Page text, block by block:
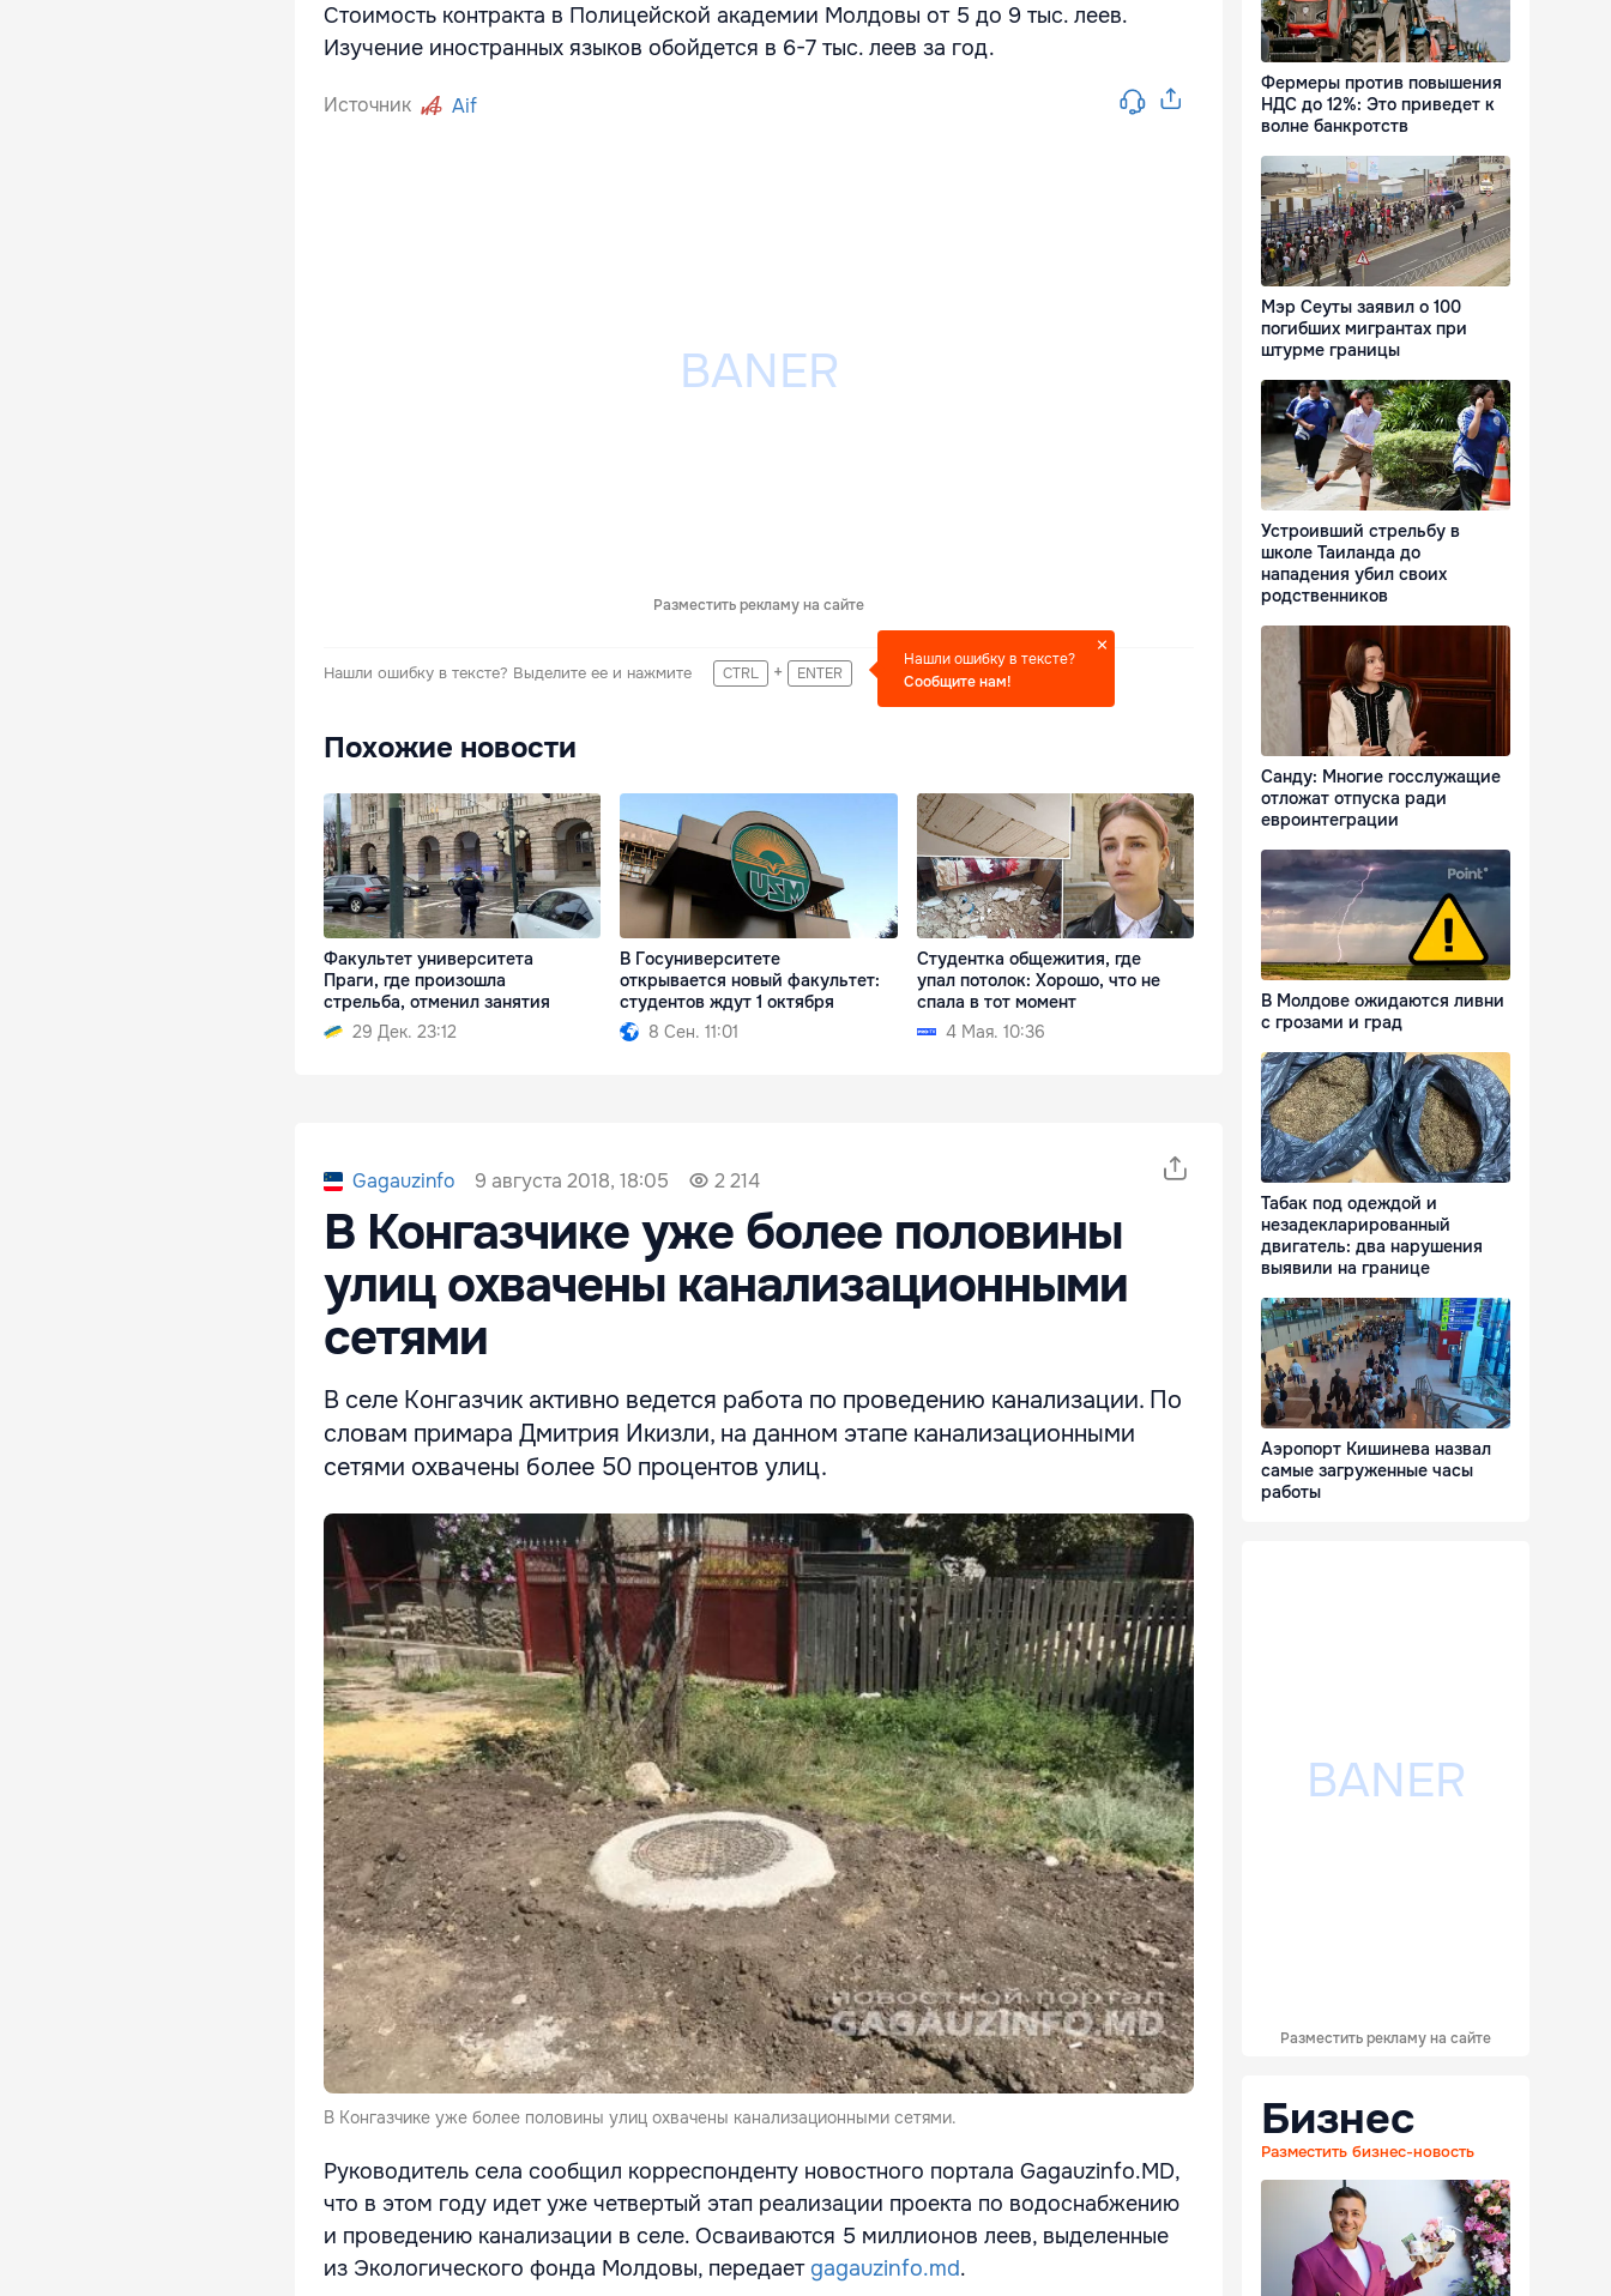
Стоимость контракта в Полицейской академии Молдовы от 5 до 9 тыс. леев.
Изучение иностранных языков обойдется в 6-7 тыс. леев за год.
Источник Aif
Разместить рекламу на сайте
Нашли ошибку в тексте? Выделите ее и нажмите CTRL + ENTER
Нашли ошибку в тексте?
Сообщите нам!
Похожие новости
Факультет университета
Праги, где произошла
стрельба, отменил занятия
29 Дек. 23:12
В Госуниверситете
открывается новый факультет:
студентов ждут 1 октября
8 Сен. 11:01
Студентка общежития, где
упал потолок: Хорошо, что не
спала в тот момент
4 Мая. 10:36
Gagauzinfo 9 августа 2018, 18:05 2 214
В Конгазчике уже более половины
улиц охвачены канализационными
сетями
В селе Конгазчик активно ведется работа по проведению канализации. По
словам примара Дмитрия Икизли, на данном этапе канализационными
сетями охвачены более 50 процентов улиц.
В Конгазчике уже более половины улиц охвачены канализационными сетями.
Руководитель села сообщил корреспонденту новостного портала Gagauzinfo.MD,
что в этом году идет уже четвертый этап реализации проекта по водоснабжению
и проведению канализации в селе. Осваиваются 5 миллионов леев, выделенные
из Экологического фонда Молдовы, передает gagauzinfo.md.
Фермеры против повышения
НДС до 12%: Это приведет к
волне банкротств
Мэр Сеуты заявил о 100
погибших мигрантах при
штурме границы
Устроивший стрельбу в
школе Таиланда до
нападения убил своих
родственников
Санду: Многие госслужащие
отложат отпуска ради
евроинтеграции
В Молдове ожидаются ливни
с грозами и град
Табак под одеждой и
незадекларированный
двигатель: два нарушения
выявили на границе
Аэропорт Кишинева назвал
самые загруженные часы
работы
Разместить рекламу на сайте
Бизнес
Разместить бизнес-новость